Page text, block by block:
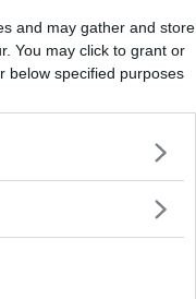
and may gather and store
You may click to grant or
below specified purposes